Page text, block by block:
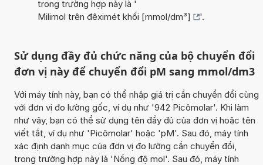
trong trường hợp này là '
Milimol trên đêximét khối [mmol/dm³]
'.
Sử dụng đầy đủ chức năng của bộ chuyển đổi
đơn vị này để chuyển đổi pM sang mmol/dm3
Với máy tính này, bạn có thể nhập giá trị cần chuyển đổi cùng
với đơn vị đo lường gốc, ví dụ như '942 Picômolar'. Khi làm
như vậy, bạn có thể sử dụng tên đầy đủ của đơn vị hoặc tên
viết tắt, ví dụ như 'Picômolar' hoặc 'pM'. Sau đó, máy tính
xác định danh mục của đơn vị đo lường cần chuyển đổi,
trong trường hợp này là 'Nồng độ mol'. Sau đó, máy tính